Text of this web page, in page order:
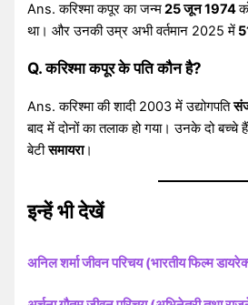
Ans. करिश्मा कपूर का जन्म25 जून 1974
था। और उनकी उम्र अभी वर्तमान 2025 में
Q. करिश्मा कपूर के पति कौन है?
Ans. करिश्मा की शादी 2003 में उद्योगपति
बाद में दोनों का तलाक हो गया। उनके दो बच्चे
बेटीसमायरा।
इन्हें भी देखें
अनिल शर्मा जीवन परिचय (भारतीय फिल्म